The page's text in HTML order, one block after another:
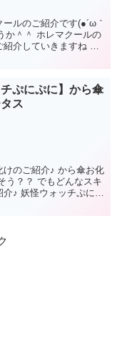
ルのご紹介です(●´ω｀
か＾＾ ホレマクールの
介していきますね 妖
チぷにぷに】から傘
ス
のご紹介♪ から傘お化
う？？ でもどんなスキ
♪ 妖怪ウォッチぷにぷ